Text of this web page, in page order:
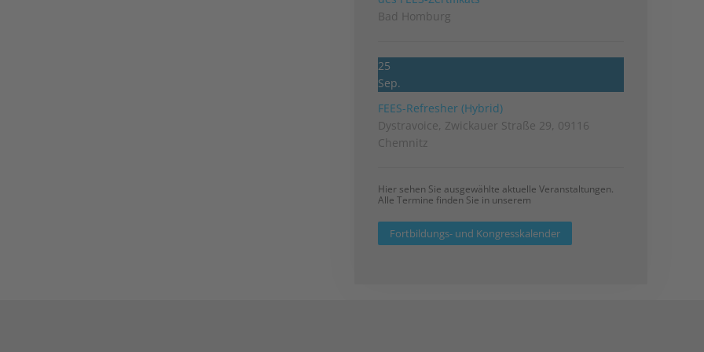
Bad Homburg
25
Sep.
FEES-Refresher (Hybrid)
Dystravoice, Zwickauer Straße 29, 09116
Chemnitz
Hier sehen Sie ausgewählte aktuelle Veranstaltungen.
Alle Termine finden Sie in unserem
Fortbildungs- und Kongresskalender